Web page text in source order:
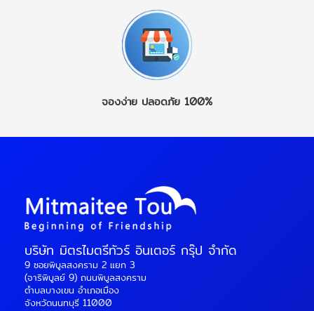
ทั้งในโตเกียว โอซาก้า และฟุ
กุโอกะ ห้ามพลาด ชมภูเขาไฟ
ฟูจิ เที่ยวเกียวโตและวัด
โบราณ แช่ออนเซ็นท่ามกลาง
Continued
(Cappadocia)ไฮไลท์ระดับ
โลกกับการ ขึ้นบอลลูนลม
ร้อนยามเช้า ชมภูมิประเทศ
หินรูปร่างแปลกตา (Fairy
นักท่องเที่ยวทั่วโลกใฝ่ฝัน ปา
ลงร้าน เกิดขึ้นเพื่อตอบโจทย์
นักเดินทางยุคใหม่ที่ต้องการ
คุณภาพ ความโปร่งใส และ
ความคุ้มค่าอย่างแท้จริง
ข้อดีของทัวร์จีนไม่ลงร้าน ที่
ได้เต็มเวลา ไม่เสียวันไปกับ
สำหรับผู้ที่อยาก เที่ยวจีน
แบบคุณภาพ 2. ไม่มีแรง
กดดัน ไม่ต้องซื้อของ นัก
ท่องเที่ยวจำนวนมากกังวล
เรื่อง …Continued
จองง่าย ปลอดภัย 100%
บริษัท มิตรไมตรีทัวร์ อินเตอร์ กรุ๊ป จำกัด
9 ซอยพิบูลสงคราม 2 แยก 3
(จาริพิบูลย์ 9) ถนนพิบูลสงคราม
ตำบลบางเขน อำเภอเมือง
จังหวัดนนทบุรี 11000